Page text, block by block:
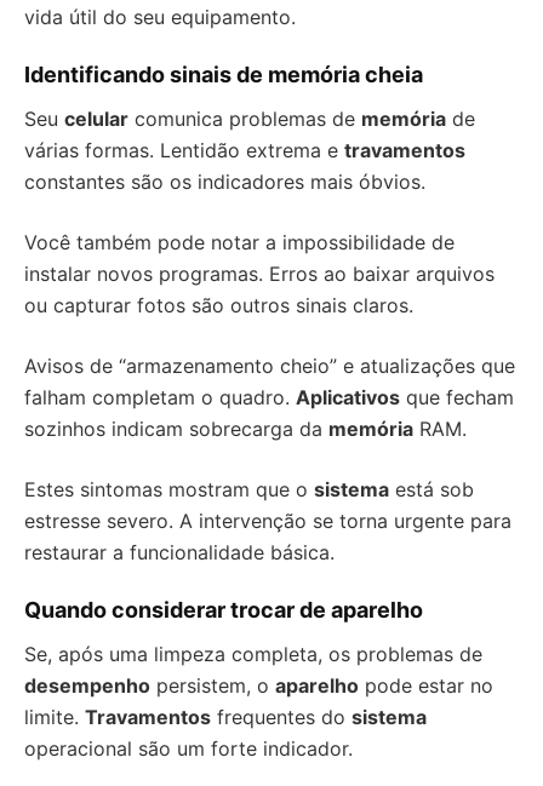
vida útil do seu equipamento.
Identificando sinais de memória cheia
Seu celular comunica problemas de memória de
várias formas. Lentidão extrema e travamentos
constantes são os indicadores mais óbvios.
Você também pode notar a impossibilidade de
instalar novos programas. Erros ao baixar arquivos
ou capturar fotos são outros sinais claros.
Avisos de “armazenamento cheio” e atualizações que
falham completam o quadro. Aplicativos que fecham
sozinhos indicam sobrecarga da memória RAM.
Estes sintomas mostram que o sistema está sob
estresse severo. A intervenção se torna urgente para
restaurar a funcionalidade básica.
Quando considerar trocar de aparelho
Se, após uma limpeza completa, os problemas de
desempenho persistem, o aparelho pode estar no
limite. Travamentos frequentes do sistema
operacional são um forte indicador.